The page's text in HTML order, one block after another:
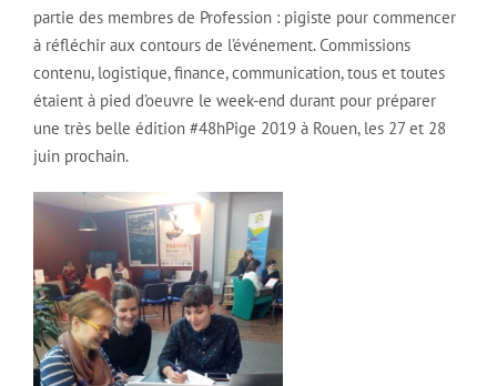
partie des membres de Profession : pigiste pour commencer
à réfléchir aux contours de l’événement. Commissions
contenu, logistique, finance, communication, tous et toutes
étaient à pied d’oeuvre le week-end durant pour préparer
une très belle édition #48hPige 2019 à Rouen, les 27 et 28
juin prochain.